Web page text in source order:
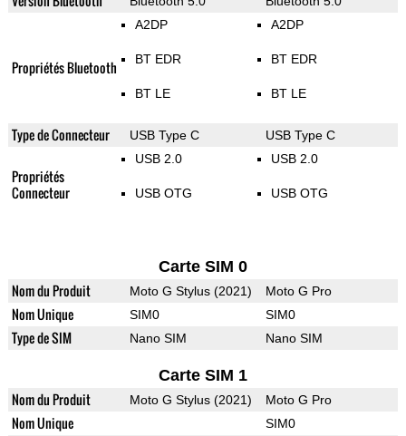
Propriétés Bluetooth
A2DP
BT EDR
BT LE
A2DP
BT EDR
BT LE
Type de Connecteur USB Type C USB Type C
Propriétés
Connecteur
USB 2.0
USB OTG
USB 2.0
USB OTG
Carte SIM 0
Nom du Produit Moto G Stylus (2021) Moto G Pro
Nom Unique SIM0 SIM0
Type de SIM Nano SIM Nano SIM
Carte SIM 1
Nom du Produit Moto G Stylus (2021) Moto G Pro
Nom Unique SIM0